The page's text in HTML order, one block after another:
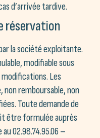
d’arrivée tardive.
réservation
la société exploitante.
modifiable sous
Les
non remboursable, non
Toute demande de
être formulée auprès
02.98.74.95.06 –